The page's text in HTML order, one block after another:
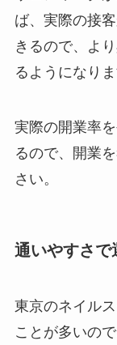
ば、実際の接
きるので、よ
るようになりま
実際の開業率
るので、開業
さい。
通いやすさで
東京のネイル
ことが多いの